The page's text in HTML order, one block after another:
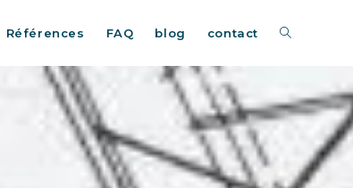
Références FAQ blog contact